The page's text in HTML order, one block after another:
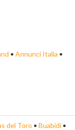
• Annunci Italia •
del Toro • Buabidi •